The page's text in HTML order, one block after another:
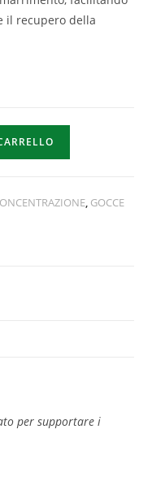
il recupero della
, GOCCE
per supportare i